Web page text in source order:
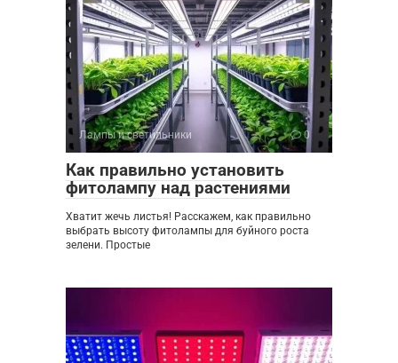
Лампы и светильники 0
Как правильно установить
фитолампу над растениями
Хватит жечь листья! Расскажем, как правильно
выбрать высоту фитолампы для буйного роста
зелени. Простые